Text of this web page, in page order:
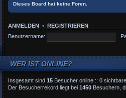
Dieses Board hat keine Foren.
ANMELDEN • REGISTRIEREN
Benutzername:
WER IST ONLINE?
Insgesamt sind 15 Besucher online :: 0
Der Besucherrekord liegt bei 1450 Besuchern,